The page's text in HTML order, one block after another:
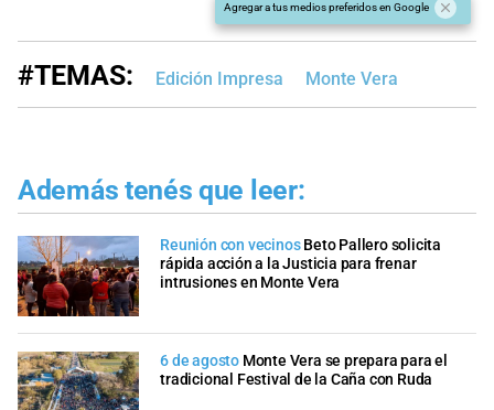
Agregar a tus medios preferidos en Google
#TEMAS: Edición Impresa Monte Vera
Además tenés que leer:
Reunión con vecinos Beto Pallero solicita
rápida acción a la Justicia para frenar
intrusiones en Monte Vera
6 de agosto Monte Vera se prepara para el
tradicional Festival de la Caña con Ruda